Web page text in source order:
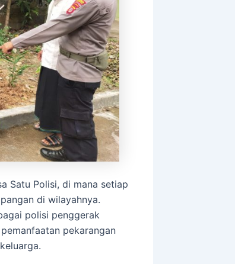
Satu Polisi, di mana setiap
di wilayahnya.
polisi penggerak
pekarangan